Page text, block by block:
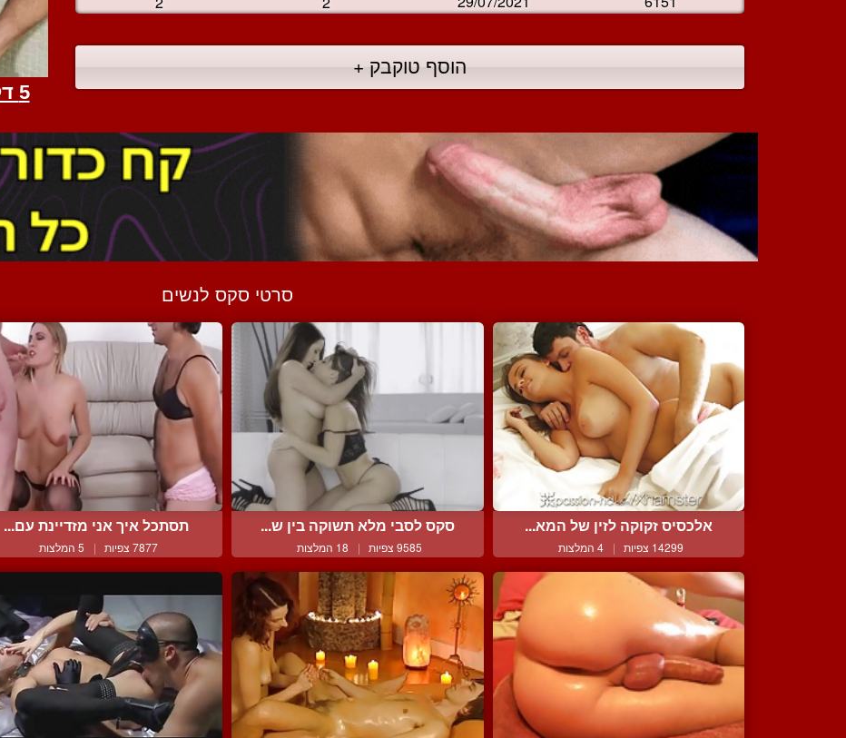
הוסף טוקבק +
סרטי סקס לנשים
אלכסיס זקוקה לזין של המא...
14299 צפיות | 4 המלצות
סקס לסבי מלא תשוקה בין ש...
9585 צפיות | 18 המלצות
תסתכל איך אני מזדיינת עם...
7877 צפיות | 5 המלצות